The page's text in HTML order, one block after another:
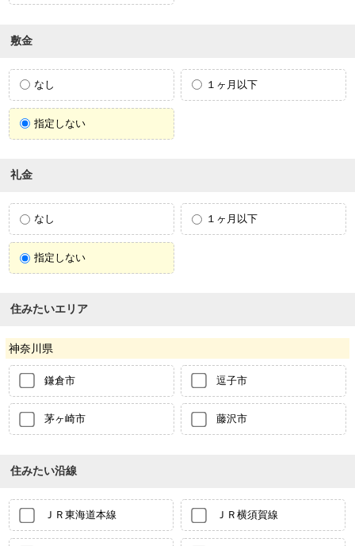
敷金
なし １ヶ月以下
指定しない
礼金
なし １ヶ月以下
指定しない
住みたいエリア
神奈川県
鎌倉市 逗子市
茅ヶ崎市 藤沢市
住みたい沿線
ＪＲ東海道本線 ＪＲ横須賀線